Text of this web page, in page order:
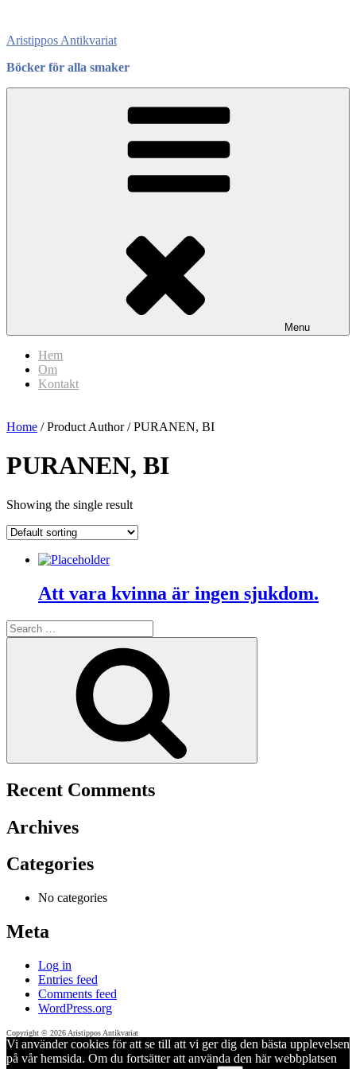
content
Aristippos Antikvariat
Böcker för alla smaker
Menu
Hem
Om
Kontakt
Home / Product Author / PURANEN, BI
PURANEN, BI
Showing the single result
Att vara kvinna är ingen sjukdom.
Search
for:
Recent Comments
Archives
Categories
No categories
Meta
Log in
Entries feed
Comments feed
WordPress.org
Copyright © 2026 Aristippos Antikvariat
Vi använder cookies för att se till att vi ger dig den bästa upplevelsen
på vår hemsida. Om du fortsätter att använda den här webbplatsen